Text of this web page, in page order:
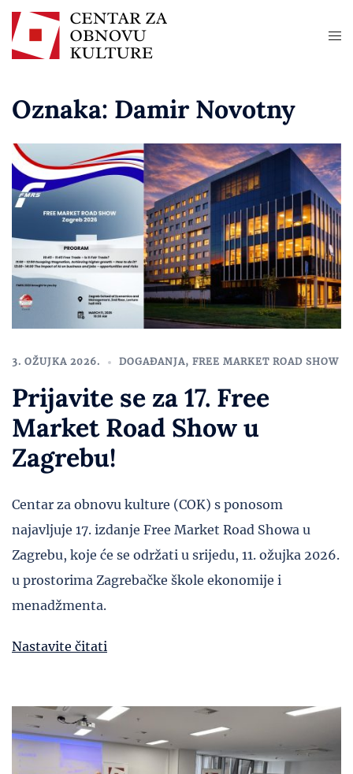
Oznaka: Damir Novotny
3. OŽUJKA 2026. DOGAĐANJA, FREE MARKET ROAD SHOW
Prijavite se za 17. Free
Market Road Show u
Zagrebu!
Centar za obnovu kulture (COK) s ponosom
najavljuje 17. izdanje Free Market Road Showa u
Zagrebu, koje će se održati u srijedu, 11. ožujka 2026.
u prostorima Zagrebačke škole ekonomije i
menadžmenta.
Nastavite čitati